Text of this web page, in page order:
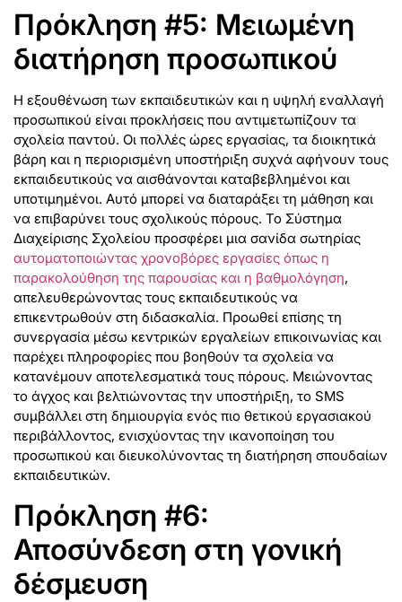
Πρόκληση #5: Μειωμένη
διατήρηση προσωπικού
Η εξουθένωση των εκπαιδευτικών και η υψηλή εναλλαγή
προσωπικού είναι προκλήσεις που αντιμετωπίζουν τα
σχολεία παντού. Οι πολλές ώρες εργασίας, τα διοικητικά
βάρη και η περιορισμένη υποστήριξη συχνά αφήνουν τους
εκπαιδευτικούς να αισθάνονται καταβεβλημένοι και
υποτιμημένοι. Αυτό μπορεί να διαταράξει τη μάθηση και
να επιβαρύνει τους σχολικούς πόρους. Το Σύστημα
Διαχείρισης Σχολείου προσφέρει μια σανίδα σωτηρίας
αυτοματοποιώντας χρονοβόρες εργασίες όπως η
παρακολούθηση της παρουσίας και η βαθμολόγηση,
απελευθερώνοντας τους εκπαιδευτικούς να
επικεντρωθούν στη διδασκαλία. Προωθεί επίσης τη
συνεργασία μέσω κεντρικών εργαλείων επικοινωνίας και
παρέχει πληροφορίες που βοηθούν τα σχολεία να
κατανέμουν αποτελεσματικά τους πόρους. Μειώνοντας
το άγχος και βελτιώνοντας την υποστήριξη, το SMS
συμβάλλει στη δημιουργία ενός πιο θετικού εργασιακού
περιβάλλοντος, ενισχύοντας την ικανοποίηση του
προσωπικού και διευκολύνοντας τη διατήρηση σπουδαίων
εκπαιδευτικών.
Πρόκληση #6:
Αποσύνδεση στη γονική
δέσμευση